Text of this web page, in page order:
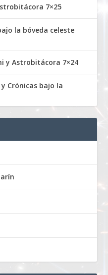
7×25
la bóveda celeste
y Astrobitácora 7×24
Crónicas bajo la